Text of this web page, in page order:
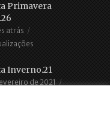
Primavera
atrás
Inverno.21
de 2021